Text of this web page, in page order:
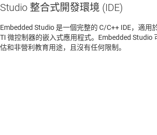
Studio 整合式開發環境 (IDE)
Embedded Studio 是一個完整的 C/C++ IDE，適用
TI 微控制器的嵌入式應用程式。Embedded Studio
估和非營利教育用途，且沒有任何限制。